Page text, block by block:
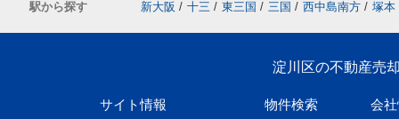
駅から探す
新大阪 / 十三 / 東三国 / 三国 / 西中島南方 / 塚本
淀川区の不動産売
サイト情報 物件検索 会